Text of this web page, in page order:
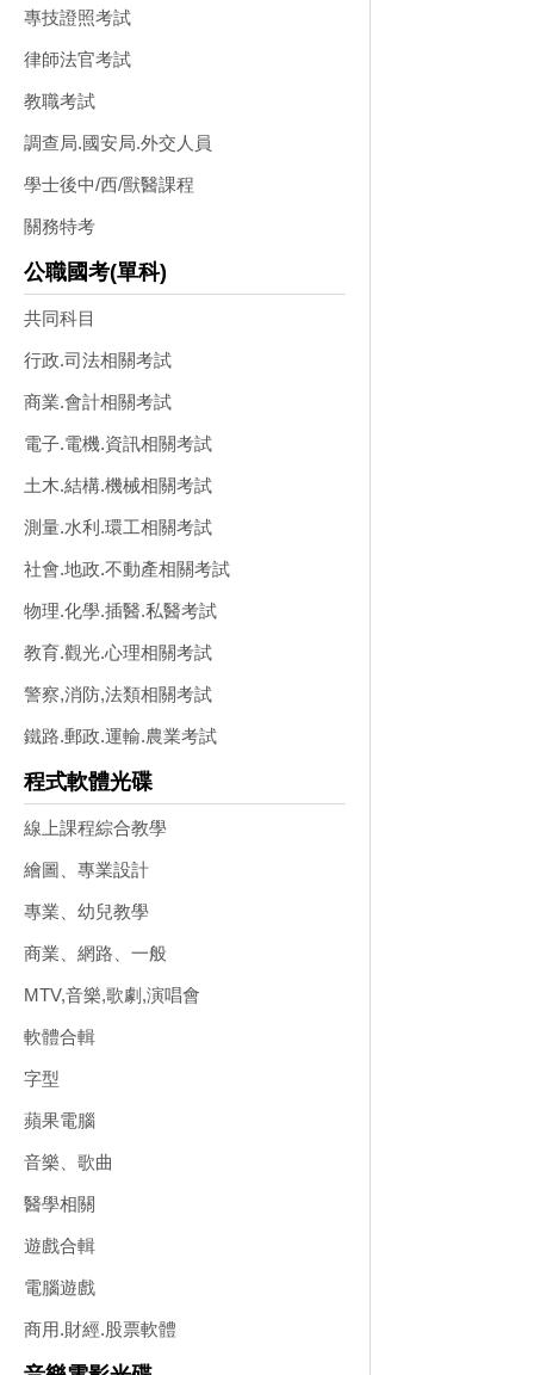
專技證照考試
律師法官考試
教職考試
調查局.國安局.外交人員
學士後中/西/獸醫課程
關務特考
公職國考(單科)
共同科目
行政.司法相關考試
商業.會計相關考試
電子.電機.資訊相關考試
土木.結構.機械相關考試
測量.水利.環工相關考試
社會.地政.不動產相關考試
物理.化學.插醫.私醫考試
教育.觀光.心理相關考試
警察,消防,法類相關考試
鐵路.郵政.運輸.農業考試
程式軟體光碟
線上課程綜合教學
繪圖、專業設計
專業、幼兒教學
商業、網路、一般
MTV,音樂,歌劇,演唱會
軟體合輯
字型
蘋果電腦
音樂、歌曲
醫學相關
遊戲合輯
電腦遊戲
商用.財經.股票軟體